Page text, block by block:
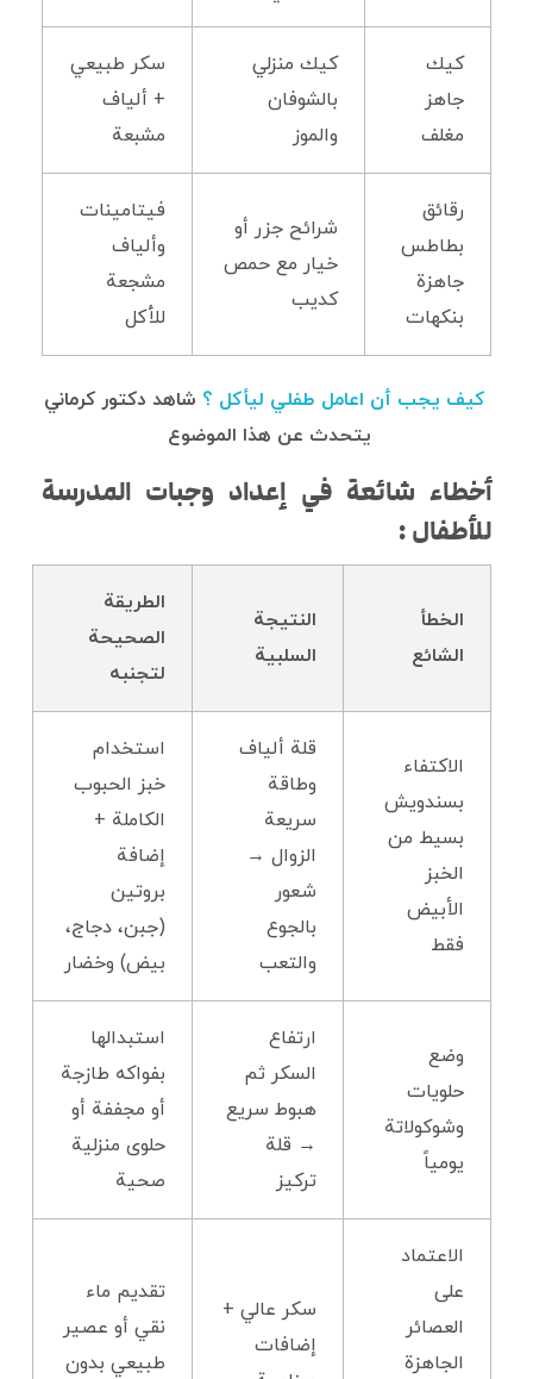
كيك
جاهز
مغلف
كيك منزلي
بالشوفان
والموز
سكر طبيعي
+ ألياف
مشبعة
رقائق
بطاطس
جاهزة
بنكهات
شرائح جزر أو
خيار مع حمص
كديب
فيتامينات
وألياف
مشجعة
للأكل
كيف يجب أن اعامل طفلي ليأكل ؟ شاهد دكتور كرماني
يتحدث عن هذا الموضوع
أخطاء شائعة في إعداد وجبات المدرسة
للأطفال :
الخطأ
الشائع
النتيجة
السلبية
الطريقة
الصحيحة
لتجنبه
الاكتفاء
بسندويش
بسيط من
الخبز
الأبيض
فقط
قلة ألياف
وطاقة
سريعة
الزوال →
شعور
بالجوع
والتعب
استخدام
خبز الحبوب
الكاملة +
إضافة
بروتين
(جبن، دجاج،
بيض) وخضار
وضع
حلويات
وشوكولاتة
يومياً
ارتفاع
السكر ثم
هبوط سريع
→ قلة
تركيز
استبدالها
بفواكه طازجة
أو مجففة أو
حلوى منزلية
صحية
الاعتماد
على
العصائر
الجاهزة
سكر عالي +
إضافات
تقديم ماء
نقي أو عصير
طبيعي بدون